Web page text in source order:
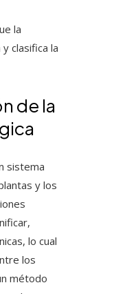
la
clasifica la
de la
sistema
y los
lo cual
los
método